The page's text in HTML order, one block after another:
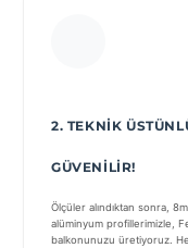
2. TEKNIK
GÜVENILIR!
Ölçüler alındıktan sonra,
alüminyum profillerimizle,
balkonunuzu üretiyoruz.